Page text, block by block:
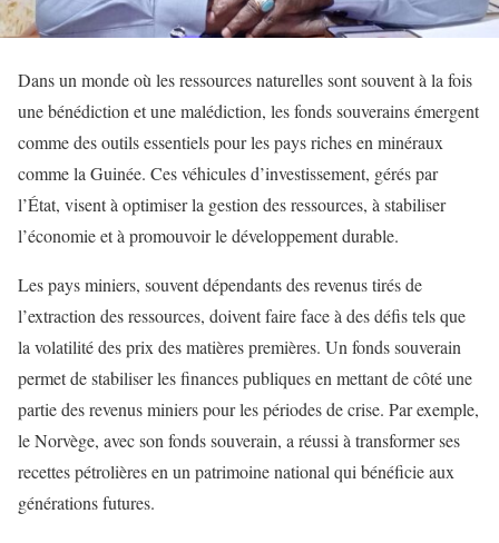
Dans un monde où les ressources naturelles sont souvent à la fois
une bénédiction et une malédiction, les fonds souverains émergent
comme des outils essentiels pour les pays riches en minéraux
comme la Guinée. Ces véhicules d’investissement, gérés par
l’État, visent à optimiser la gestion des ressources, à stabiliser
l’économie et à promouvoir le développement durable.
Les pays miniers, souvent dépendants des revenus tirés de
l’extraction des ressources, doivent faire face à des défis tels que
la volatilité des prix des matières premières. Un fonds souverain
permet de stabiliser les finances publiques en mettant de côté une
partie des revenus miniers pour les périodes de crise. Par exemple,
le Norvège, avec son fonds souverain, a réussi à transformer ses
recettes pétrolières en un patrimoine national qui bénéficie aux
générations futures.